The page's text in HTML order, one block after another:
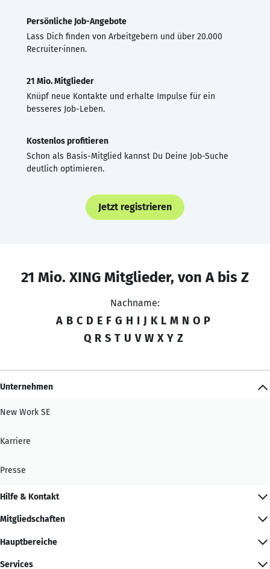
Persönliche Job-Angebote
Lass Dich finden von Arbeitgebern und über 20.000
Recruiter·innen.
21 Mio. Mitglieder
Knüpf neue Kontakte und erhalte Impulse für ein
besseres Job-Leben.
Kostenlos profitieren
Schon als Basis-Mitglied kannst Du Deine Job-Suche
deutlich optimieren.
Jetzt registrieren
21 Mio. XING Mitglieder, von A bis Z
Nachname:
A B C D E F G H I J K L M N O P
Q R S T U V W X Y Z
Unternehmen
New Work SE
Karriere
Presse
Hilfe & Kontakt
Mitgliedschaften
Hauptbereiche
Services